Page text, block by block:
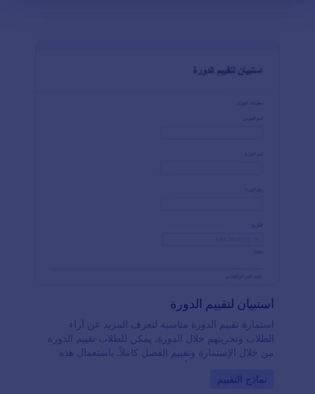
استبيان لتقييم الدورة
استمارة تقييم الدورة مناسبة لتعرف المزيد عن آراء
الطلاب وتجربتهم خلال الدورة. يمكن للطلاب تقييم الدورة
من خلال الإستمارة وتقييم الفصل كاملاً. باستعمال هذه
يمكنك تقييم حالة الدورة خلال الفصل
Go to Category:
نماذج التقييم